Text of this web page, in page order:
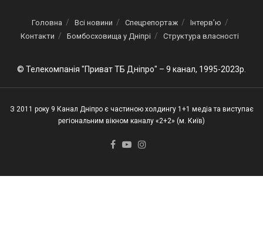
Головна Всі новини Спецрепортаж
Інтерв’ю
Контакти
Бомбосховища у Дніпрі Структура власності
© Телекомпанія "Приват ТБ Дніпро" – 9 канал, 1995-2023р.
З 2011 року 9 Канал Дніпро є частиною холдингу 1+1 медіа та виступає
регіональним вікном каналу «2+2» (м. Київ)